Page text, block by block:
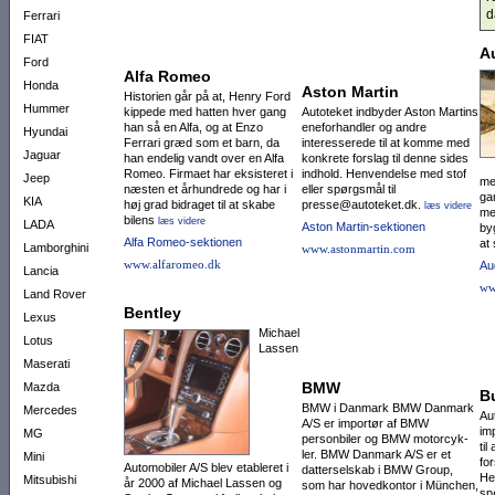
Ferrari
FIAT
Ford
Honda
Hummer
Hyundai
Jaguar
Jeep
KIA
LADA
Lamborghini
Lancia
Land Rover
Lexus
Lotus
Maserati
Mazda
Mercedes
MG
Mini
Mitsubishi
Alfa Romeo
Historien går på at, Henry Ford
kippede med hatten hver gang
han så en Alfa, og at Enzo
Ferrari græd som et barn, da
han endelig vandt over en Alfa
Romeo. Firmaet har eksisteret i
næsten et århundrede og har i
høj grad bidraget til at skabe
bilens læs videre
Alfa Romeo-sektionen
www.alfaromeo.dk
Aston Martin
Autoteket indbyder Aston Martins
eneforhandler og andre
interesserede til at komme med
konkrete forslag til denne sides
indhold. Henvendelse med stof
eller spørgsmål til
presse@autoteket.dk.
læs videre
Aston Martin-sektionen
www.astonmartin.com
at
Bentley
Michael
Lassen
Automobiler A/S blev etableret i
år 2000 af Michael Lassen og
BMW
BMW i Danmark BMW Danmark
A/S er importør af BMW
personbiler og BMW motor­cyk­
ler. BMW Danmark A/S er et
datter­selskab i BMW Group,
som har ho­vedkontor i München,
til